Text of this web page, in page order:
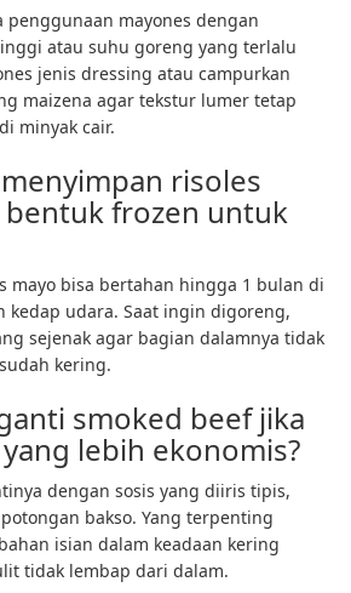
penggunaan mayones dengan
atau suhu goreng yang terlalu
jenis dressing atau campurkan
maizena agar tekstur lumer tetap
minyak cair.
risoles
bentuk frozen untuk
mayo bisa bertahan hingga 1 bulan di
kedap udara. Saat ingin digoreng,
sejenak agar bagian dalamnya tidak
kering.
smoked beef jika
lebih ekonomis?
dengan sosis yang diiris tipis,
bakso. Yang terpenting
isian dalam keadaan kering
tidak lembap dari dalam.